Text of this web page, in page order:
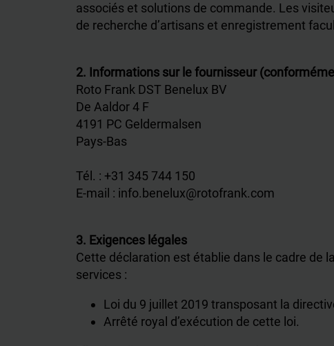
associés et solutions de commande. Les
de recherche d’artisans et enregistrement
2. Informations sur le fournisseur
Roto Frank DST Benelux BV
De Aaldor 4 F
4191 PC Geldermalsen
Pays-Bas
Tél. : +31 345 744 150
E-mail : info.benelux@rotofrank.com
3. Exigences légales
Cette déclaration est établie dans le cadre de
services :
Loi du 9 juillet 2019 transposant la
Arrêté royal d’exécution de cette loi.